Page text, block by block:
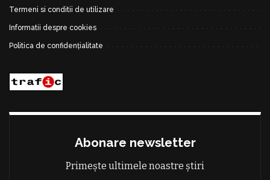
Termeni si conditii de utilizare
Informatii despre cookies
Politica de confidențialitate
Abonare newsletter
Primește ultimele noastre știri